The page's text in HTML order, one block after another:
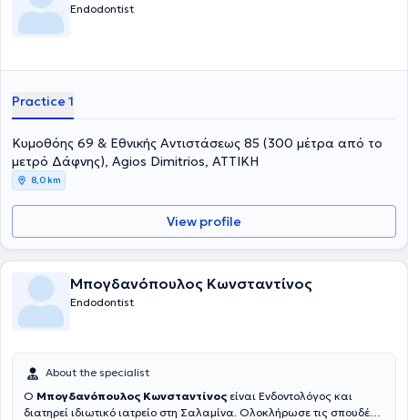
Endodontist
Practice 1
Κυμοθόης 69 & Εθνικής Αντιστάσεως 85 (300 μέτρα από το
μετρό Δάφνης), Agios Dimitrios, ΑΤΤΙΚΗ
8,0 km
View profile
Μπογδανόπουλος Κωνσταντίνος
Endodontist
About the specialist
Ο Μπογδανόπουλος Κωνσταντίνος είναι Ενδοντολόγος και
διατηρεί ιδιωτικό ιατρείο στη Σαλαμίνα. Ολοκλήρωσε τις σπουδές